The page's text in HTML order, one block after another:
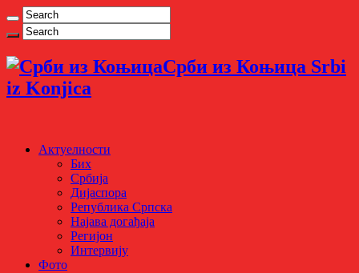
Срби из Коњица Srbi
iz Konjica
Актуелности
Бих
Србија
Дијаспора
Република Српска
Најава догађаја
Регијон
Интервију
Фото